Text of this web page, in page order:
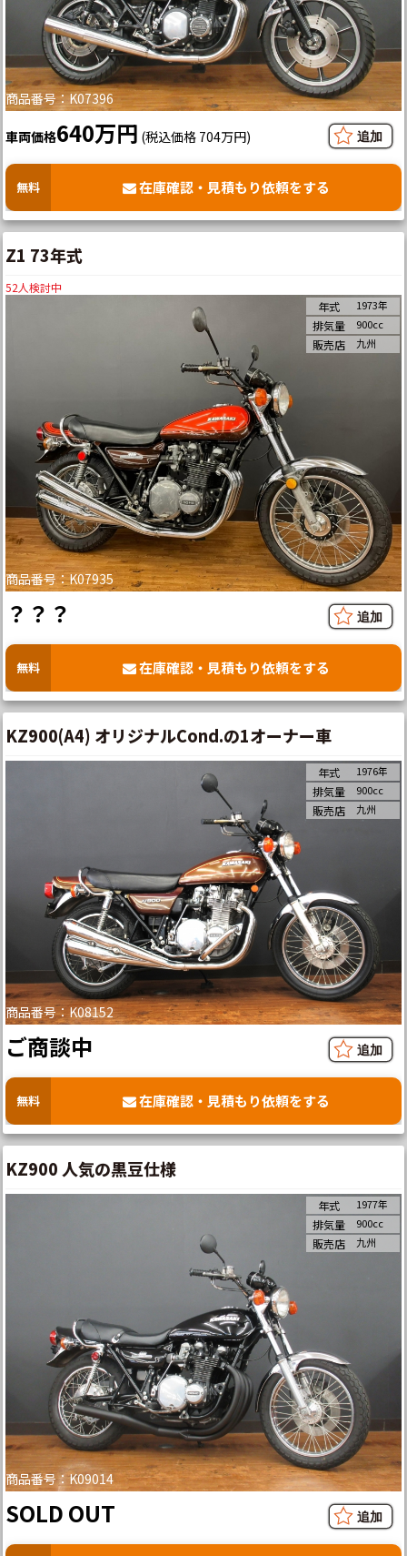
商品番号：K07396
車両価格640万円 (税込価格 704万円)
無料 在庫確認・見積もり依頼をする
Z1 73年式
52人検討中
商品番号：K07935
年式 1973年
排気量 900cc
販売店 九州
？？？
無料 在庫確認・見積もり依頼をする
KZ900(A4) オリジナルCond.の1オーナー車
商品番号：K08152
年式 1976年
排気量 900cc
販売店 九州
ご商談中
無料 在庫確認・見積もり依頼をする
KZ900 人気の黒豆仕様
商品番号：K09014
年式 1977年
排気量 900cc
販売店 九州
SOLD OUT